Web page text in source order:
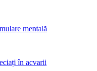
mentală
în acvarii